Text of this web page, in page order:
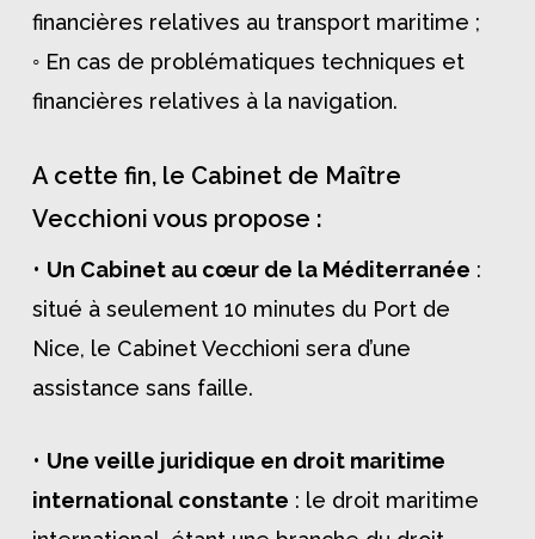
financières relatives au transport maritime ;
◦ En cas de problématiques techniques et
financières relatives à la navigation.
A cette fin, le Cabinet de Maître
Vecchioni vous propose :
• Un Cabinet au cœur de la Méditerranée :
situé à seulement 10 minutes du Port de
Nice, le Cabinet Vecchioni sera d’une
assistance sans faille.
• Une veille juridique en droit maritime
international constante : le droit maritime